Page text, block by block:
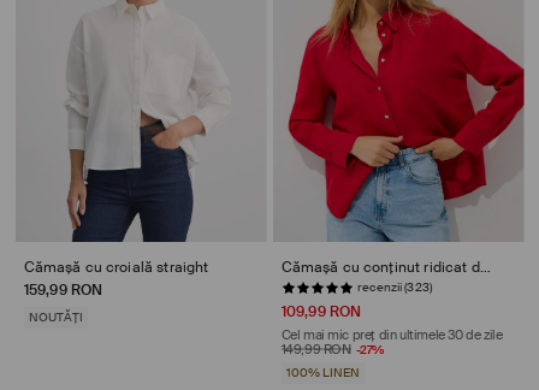
Cămașă cu croială straight
159,99 RON
NOUTĂȚI
Cămașă cu conținut ridicat de in
recenzii (323)
109,99 RON
Cel mai mic preț din ultimele 30 de zile
149,99 RON -27%
100% LINEN